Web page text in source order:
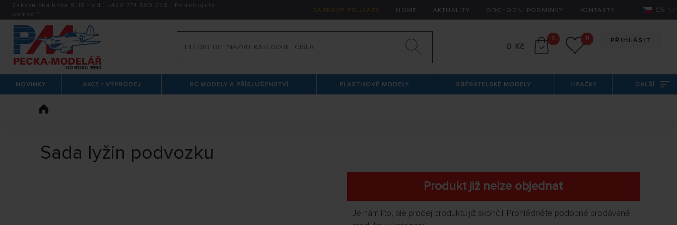
Zákaznická linka 9-18 hod.: +420 774 590 258 | Potřebujete
pomoci?
DÁRKOVÉ POUKAZY HOME AKTUALITY OBCHODNÍ PODMÍNKY KONTAKTY CS
PŘIHLÁSIT
0 Kč
0 11
NOVINKY AKCE / VÝPRODEJ RC MODELY A PŘÍSLUŠENSTVÍ PLASTIKOVÉ MODELY SBĚRATELSKÉ MODELY HRAČKY DALŠÍ
Sada lyžin podvozku
Produkt již nelze objednat
Je nám líto, ale prodej produktu již skončil. Prohlédněte podobné prodávané